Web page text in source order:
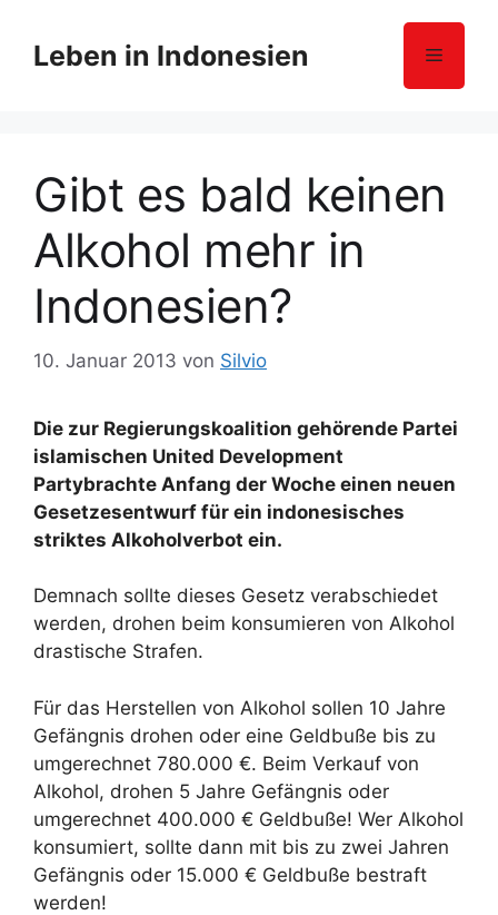
Leben in Indonesien Menü
Gibt es bald keinen
Alkohol mehr in
Indonesien?
10. Januar 2013 von Silvio
Die zur Regierungskoalition gehörende Partei
islamischen United Development
Partybrachte Anfang der Woche einen neuen
Gesetzesentwurf für ein indonesisches
striktes Alkoholverbot ein.
Demnach sollte dieses Gesetz verabschiedet
werden, drohen beim konsumieren von Alkohol
drastische Strafen.
Für das Herstellen von Alkohol sollen 10 Jahre
Gefängnis drohen oder eine Geldbuße bis zu
umgerechnet 780.000 €. Beim Verkauf von
Alkohol, drohen 5 Jahre Gefängnis oder
umgerechnet 400.000 € Geldbuße! Wer Alkohol
konsumiert, sollte dann mit bis zu zwei Jahren
Gefängnis oder 15.000 € Geldbuße bestraft
werden!